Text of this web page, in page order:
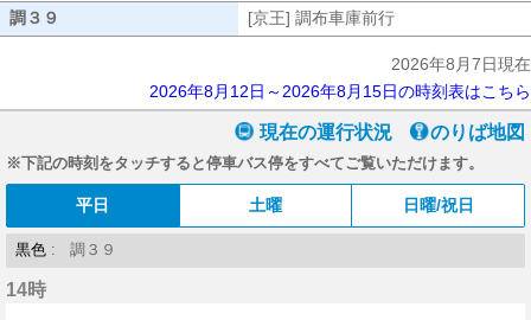
調３９ [京王] 調布車庫前行
2026年8月7日現在
2026年8月12日～2026年8月15日の時刻表はこちら
現在の運行状況 のりば地図
※下記の時刻をタッチすると停車バス停をすべてご覧いただけます。
平日 土曜 日曜/祝日
黒色 : 調３９
14時